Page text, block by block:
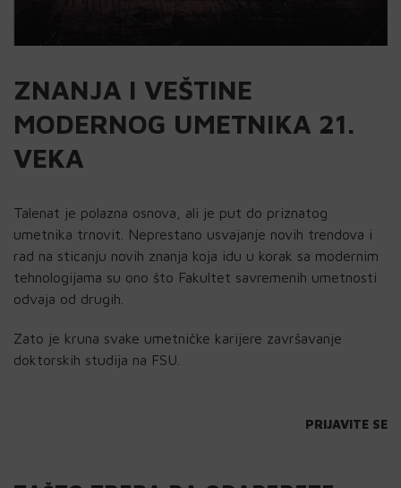
ZNANJA I VEŠTINE
MODERNOG UMETNIKA 21.
VEKA
Talenat je polazna osnova, ali je put do priznatog
umetnika trnovit. Neprestano usvajanje novih trendova i
rad na sticanju novih znanja koja idu u korak sa modernim
tehnologijama su ono što Fakultet savremenih umetnosti
odvaja od drugih.
Zato je kruna svake umetničke karijere završavanje
doktorskih studija na FSU.
PRIJAVITE SE